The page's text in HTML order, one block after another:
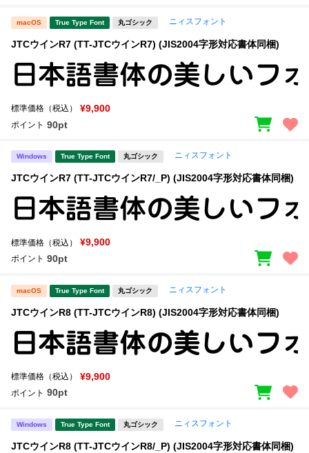
macOS True Type Font 丸ゴシック ニィスフォント
JTCウインR7 (TT-JTCウインR7) (JIS2004字形対応書体同梱)
標準価格（税込） ¥9,900
ポイント 90pt
Windows True Type Font 丸ゴシック ニィスフォント
JTCウインR7 (TT-JTCウインR7/_P) (JIS2004字形対応書体同梱)
標準価格（税込） ¥9,900
ポイント 90pt
macOS True Type Font 丸ゴシック ニィスフォント
JTCウインR8 (TT-JTCウインR8) (JIS2004字形対応書体同梱)
標準価格（税込） ¥9,900
ポイント 90pt
Windows True Type Font 丸ゴシック ニィスフォント
JTCウインR8 (TT-JTCウインR8/_P) (JIS2004字形対応書体同梱)